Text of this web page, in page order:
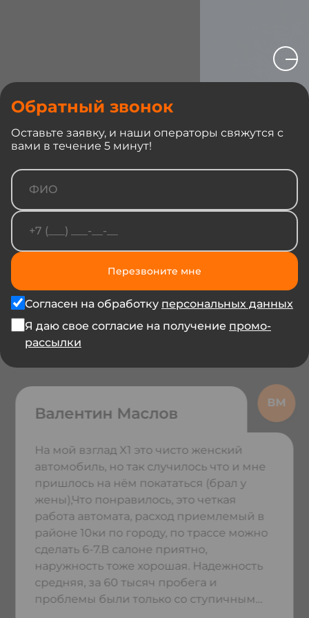
Обратный звонок
Оставьте заявку, и наши операторы свяжутся с
вами в течение 5 минут!
Перезвоните мне
Согласен на обработку персональных данных
Я даю свое согласие на получение промо-
рассылки
Продайте нам старый
автомобиль и забудьте
о нем. Мы покупаем
практически все авто в
учтем все особенности
вашего автомобиля,
состояние и
комплектацию, чтобы
предложить вам
наиболее выгодную
цену.
Заполнить заявку
Отзывы владельцев BMW X1
Валентин Маслов
На мой взглад X1 это чисто женский
автомобиль, но так случилось что и мне
пришлось на нём покататься (брал у
жены),Что понравилось, это четкая
работа автомата, расход приемлемый в
районе 10ки по городу, по трассе можно
сделать 6-7.В салоне приятно,
наружность тоже хорошая. Надежность
средняя, за 60 тысяч пробега и
проблемы были только со ступичным